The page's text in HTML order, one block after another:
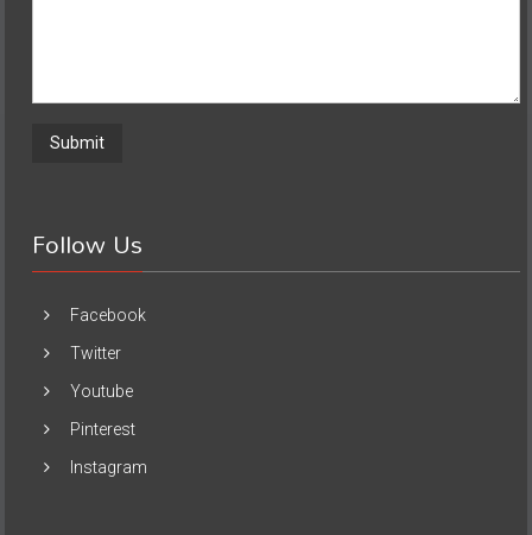
Follow Us
Facebook
Twitter
Youtube
Pinterest
Instagram